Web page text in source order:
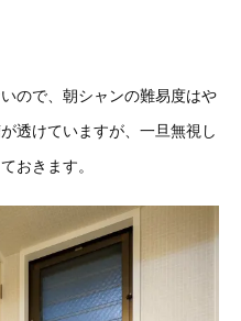
ので、朝シャンの難易度はや
透けていますが、一旦無視し
おきます。